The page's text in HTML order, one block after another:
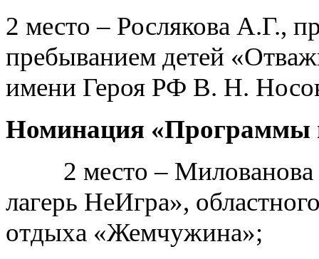
2 место – Рослякова А.Г.,
пребыванием детей
имени Героя РФ В. Н.
Номинация «Программы
2 место – Милованова
лагерь НеИгра»,
отдыха «Жемчужина»;